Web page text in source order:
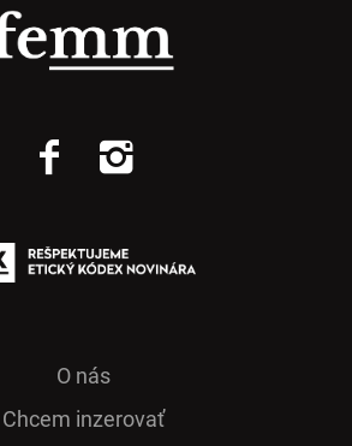
O nás
Chcem inzerovať